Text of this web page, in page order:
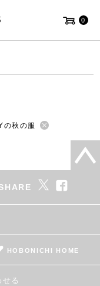
0
秋の服
HOBONICHI HOME
る